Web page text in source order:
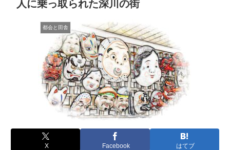
人に乗っ取られた深川の街
都会と田舎
X Facebook はてブ